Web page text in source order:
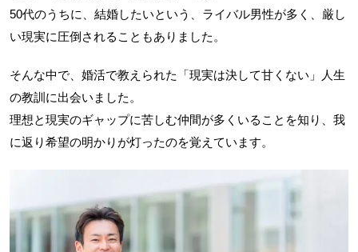
50代のうちに、結婚したいという、ライバル男性が多く、厳し
い現実に圧倒されることもありました。
そんな中で、婚活で教えられた「現実は決して甘くない」人生
の教訓に出会いました。
理想と現実のギャップに苦しむ仲間が多くいることを知り、我
に返り希望の明かりが灯ったのを覚えています。